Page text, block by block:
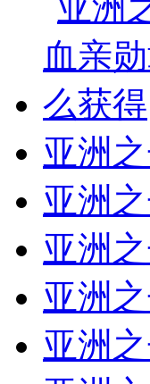
亚洲
亚洲
亚洲
亚洲
亚洲